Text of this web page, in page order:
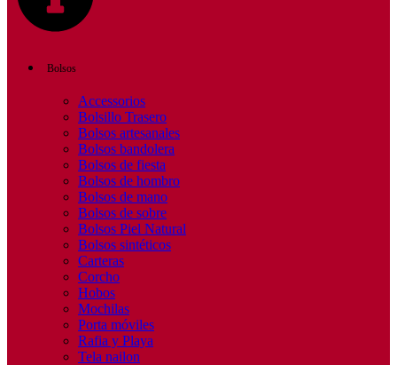
Bolsos
Accessorios
Bolsillo Trasero
Bolsos artesanales
Bolsos bandolera
Bolsos de fiesta
Bolsos de hombro
Bolsos de mano
Bolsos de sobre
Bolsos Piel Natural
Bolsos sintéticos
Carteras
Corcho
Hobos
Mochilas
Porta móviles
Rafia y Playa
Tela nailon